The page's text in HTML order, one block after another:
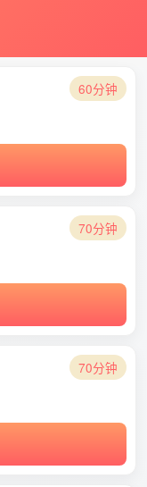
60分钟
70分钟
70分钟